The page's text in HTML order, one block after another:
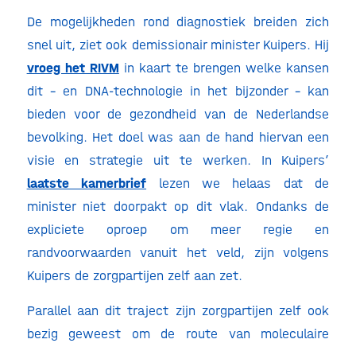
De mogelijkheden rond diagnostiek breiden zich
snel uit, ziet ook demissionair minister Kuipers. Hij
vroeg het RIVM in kaart te brengen welke kansen
dit – en DNA-technologie in het bijzonder – kan
bieden voor de gezondheid van de Nederlandse
bevolking. Het doel was aan de hand hiervan een
visie en strategie uit te werken. In Kuipers’
laatste kamerbrief
lezen we helaas dat de
minister niet doorpakt op dit vlak. Ondanks de
expliciete oproep om meer regie en
randvoorwaarden vanuit het veld, zijn volgens
Kuipers de zorgpartijen zelf aan zet.
Parallel aan dit traject zijn zorgpartijen zelf ook
bezig geweest om de route van moleculaire